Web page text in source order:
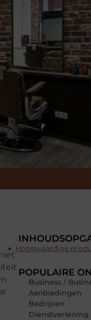
Hoogwaardige
POPULAIRE
Business /
Aanbiedingen
Bedrijven
Dienstverlening